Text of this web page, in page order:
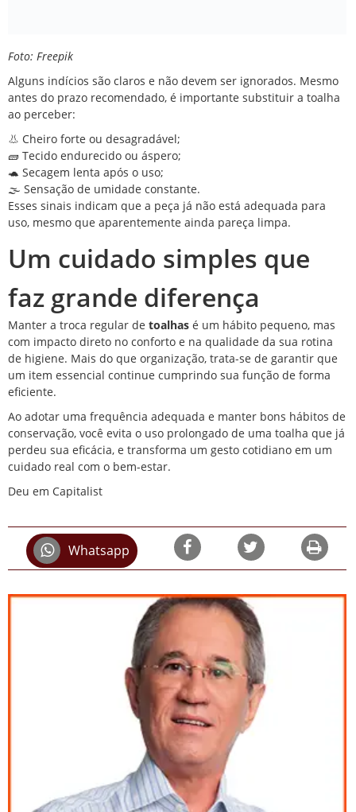
Foto: Freepik
Alguns indícios são claros e não devem ser ignorados. Mesmo
antes do prazo recomendado, é importante substituir a toalha
ao perceber:
👃 Cheiro forte ou desagradável;
🧱 Tecido endurecido ou áspero;
🐢 Secagem lenta após o uso;
🌫️ Sensação de umidade constante.
Esses sinais indicam que a peça já não está adequada para
uso, mesmo que aparentemente ainda pareça limpa.
Um cuidado simples que
faz grande diferença
Manter a troca regular de toalhas é um hábito pequeno, mas
com impacto direto no conforto e na qualidade da sua rotina
de higiene. Mais do que organização, trata-se de garantir que
um item essencial continue cumprindo sua função de forma
eficiente.
Ao adotar uma frequência adequada e manter bons hábitos de
conservação, você evita o uso prolongado de uma toalha que já
perdeu sua eficácia, e transforma um gesto cotidiano em um
cuidado real com o bem-estar.
Deu em Capitalist
Whatsapp